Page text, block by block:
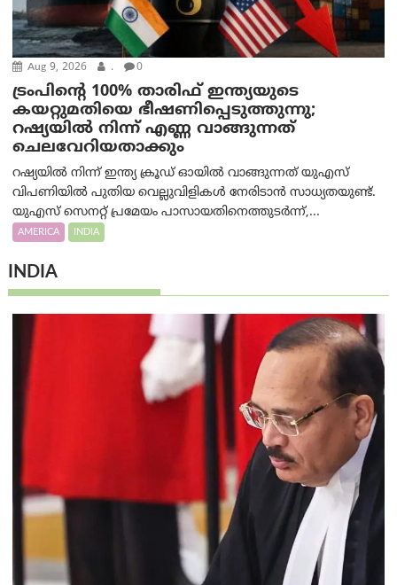
Aug 9, 2026 . 0
ട്രം‌പിന്റെ 100% താരിഫ് ഇന്ത്യയുടെ
കയറ്റുമതിയെ ഭീഷണിപ്പെടുത്തുന്നു;
റഷ്യയിൽ നിന്ന് എണ്ണ വാങ്ങുന്നത്
ചെലവേറിയതാക്കും
റഷ്യയിൽ നിന്ന് ഇന്ത്യ ക്രൂഡ് ഓയിൽ വാങ്ങുന്നത് യുഎസ്
വിപണിയിൽ പുതിയ വെല്ലുവിളികൾ നേരിടാൻ സാധ്യതയുണ്ട്.
യുഎസ് സെനറ്റ് പ്രമേയം പാസായതിനെത്തുടർന്ന്,...
AMERICA INDIA
INDIA